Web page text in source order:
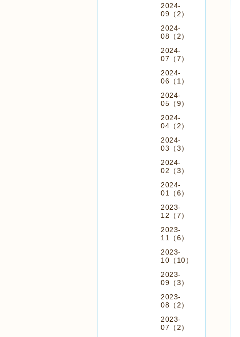
2024-
09（2）
2024-
08（2）
2024-
07（7）
2024-
06（1）
2024-
05（9）
2024-
04（2）
2024-
03（3）
2024-
02（3）
2024-
01（6）
2023-
12（7）
2023-
11（6）
2023-
10（10）
2023-
09（3）
2023-
08（2）
2023-
07（2）